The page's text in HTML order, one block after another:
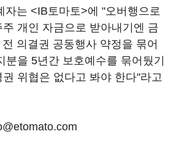
자는 <IB토마토>에 "오버행으로
개인 자금으로 받아내기엔 금
의결권 공동행사 약정을 묶어
분을 5년간 보호예수를 묶어뒀기
위협은 없다고 봐야 한다"라고